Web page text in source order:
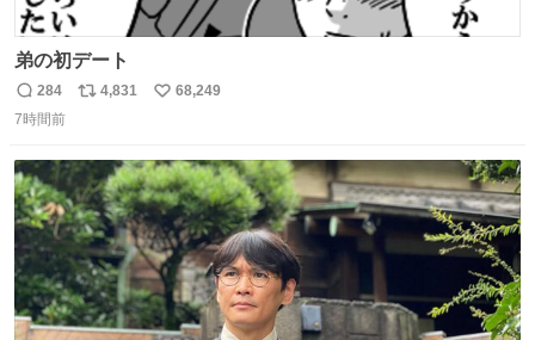
弟の初デート
返
信
284
リ
ト
数
4,831
い
数
68,249
7時間前